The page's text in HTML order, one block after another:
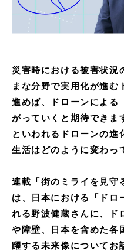
災害時における被害状況
まな分野で実用化が進む
進めば、ドローンによる
がっていくと期待できま
といわれるドローンの進
生活はどのように変わっ
連載「街のミライを見守
は、日本における「ドロ
れる野波健蔵さんに、ド
や障壁、日本を含めた各
躍する未来像についてお